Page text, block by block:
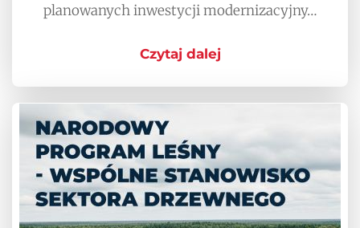
planowanych inwestycji modernizacyjny…
Czytaj dalej